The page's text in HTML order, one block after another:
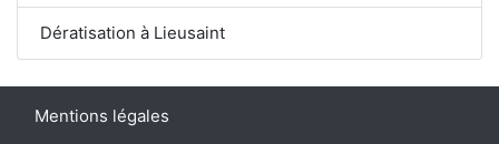
Dératisation à Lieusaint
Mentions légales